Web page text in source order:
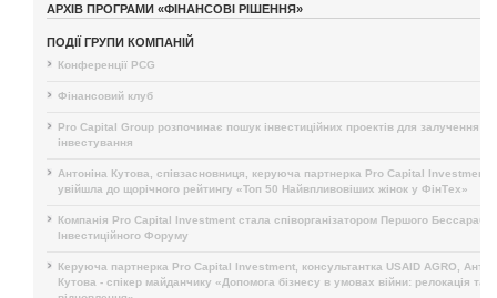
АРХІВ ПРОГРАМИ «ФІНАНСОВІ РІШЕННЯ»
ПОДІЇ ГРУПИ КОМПАНІЙ
Конференції PCG
Фінансовий клуб
Pro Capital Group розпочинає пошук інвестиційних проектів для залучення
інвестування
Антоніна Кутова, співзасновниця, керуюча партнерка Pro Capital Investment,
увійшла до щорічного рейтингу «Топ 50 Найвпливовіших жінок у ФінТех»
Компанія Pro Capital Investment стала співорганізатором Першого
Інвестиційного Форуму
Керуюча партнерка Pro Capital Investment, консультантка USAID AGRO,
Кутова - спікер майданчику «Допомога бізнесу в умовах війни: релокація та